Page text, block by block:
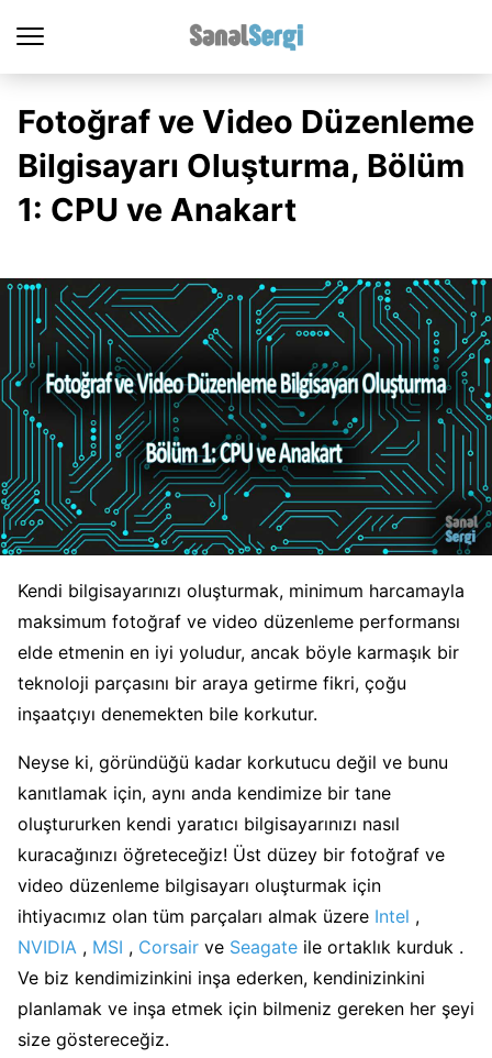
Fotoğraf ve Video Düzenleme
Bilgisayarı Oluşturma, Bölüm
1: CPU ve Anakart
Kendi bilgisayarınızı oluşturmak, minimum harcamayla
maksimum fotoğraf ve video düzenleme performansı
elde etmenin en iyi yoludur, ancak böyle karmaşık bir
teknoloji parçasını bir araya getirme fikri, çoğu
inşaatçıyı denemekten bile korkutur.
Neyse ki, göründüğü kadar korkutucu değil ve bunu
kanıtlamak için, aynı anda kendimize bir tane
oluştururken kendi yaratıcı bilgisayarınızı nasıl
kuracağınızı öğreteceğiz! Üst düzey bir fotoğraf ve
video düzenleme bilgisayarı oluşturmak için
ihtiyacımız olan tüm parçaları almak üzere Intel ,
NVIDIA , MSI , Corsair ve Seagate ile ortaklık kurduk .
Ve biz kendimizinkini inşa ederken, kendinizinkini
planlamak ve inşa etmek için bilmeniz gereken her şeyi
size göstereceğiz.